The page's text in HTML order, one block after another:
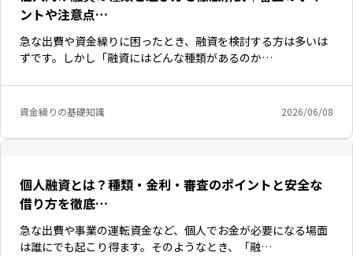
ントや注意点…
急な出費や資金繰りに困ったとき、融資を検討する方は多いは
ずです。しかし「融資にはどんな種類があるのか…
資金繰りの基礎知識 2026/06/08
個人融資とは？種類・金利・審査のポイントと安全な
借り方を徹底…
急な出費や事業の運転資金など、個人でお金が必要になる場面
は誰にでも起こり得ます。そのようなとき、「融…